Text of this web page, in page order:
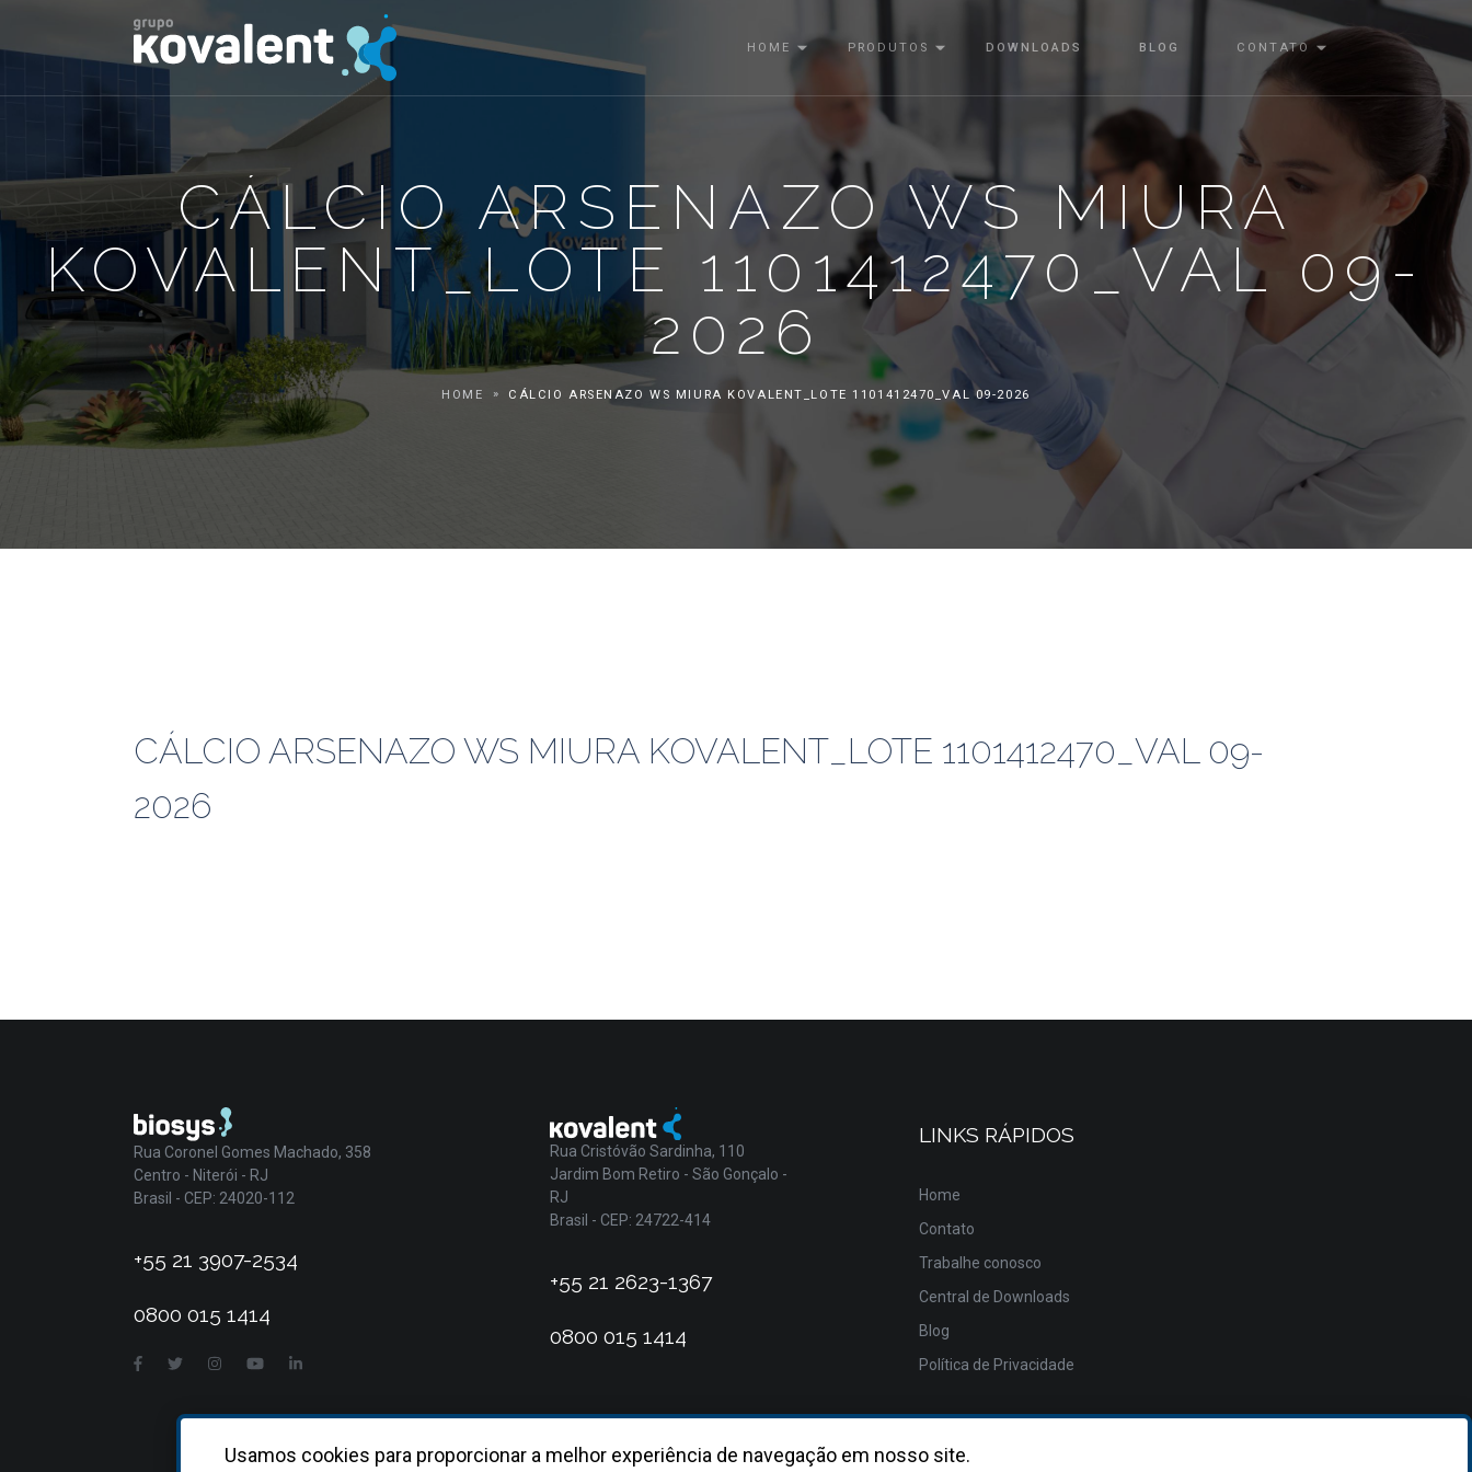
HOME PRODUTOS DOWNLOADS BLOG CONTATO
CÁLCIO ARSENAZO WS MIURA
KOVALENT_LOTE 1101412470_VAL 09-
2026
HOME CÁLCIO ARSENAZO WS MIURA KOVALENT_LOTE 1101412470_VAL 09-2026
CÁLCIO ARSENAZO WS MIURA KOVALENT_LOTE 1101412470_VAL 09-
2026
Rua Coronel Gomes Machado, 358
Centro - Niterói - RJ
Brasil - CEP: 24020-112
+55 21 3907-2534
0800 015 1414
Rua Cristóvão Sardinha, 110
Jardim Bom Retiro - São Gonçalo -
RJ
Brasil - CEP: 24722-414
+55 21 2623-1367
0800 015 1414
LINKS RÁPIDOS
Home
Contato
Trabalhe conosco
Central de Downloads
Blog
Política de Privacidade
Usamos cookies para proporcionar a melhor experiência de navegação em nosso site.